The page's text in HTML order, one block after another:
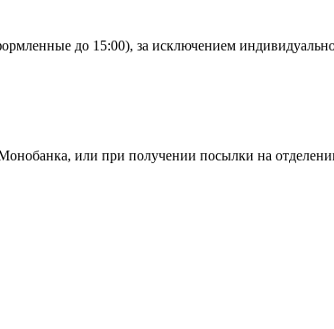
до 15:00), за исключением
или при получении посылки на